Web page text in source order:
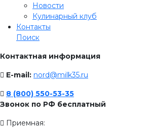
Новости
Кулинарный клуб
Контакты
Поиск
Контактная информация
E-mail: nord@milk35.ru
8 (800) 550-53-35
Звонок по РФ бесплатный
Приемная: